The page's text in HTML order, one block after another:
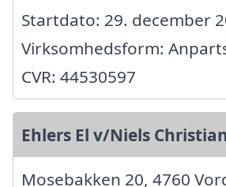
Startdato: 29. december
Virksomhedsform:
CVR: 44530597
Ehlers El v/Niels
Mosebakken 20, 4760